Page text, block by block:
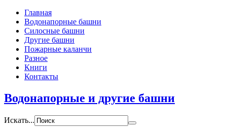
Главная
Водонапорные башни
Силосные башни
Другие башни
Пожарные каланчи
Разное
Книги
Контакты
Водонапорные и другие башни
Искать...